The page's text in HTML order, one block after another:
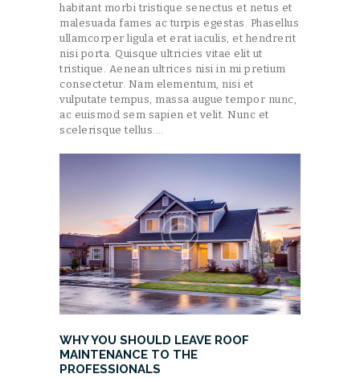
habitant morbi tristique senectus et netus et
malesuada fames ac turpis egestas. Phasellus
ullamcorper ligula et erat iaculis, et hendrerit
nisi porta. Quisque ultricies vitae elit ut
tristique. Aenean ultrices nisi in mi pretium
consectetur. Nam elementum, nisi et
vulputate tempus, massa augue tempor nunc,
ac euismod sem sapien et velit. Nunc et
scelerisque tellus.…
WHY YOU SHOULD LEAVE ROOF
MAINTENANCE TO THE
PROFESSIONALS